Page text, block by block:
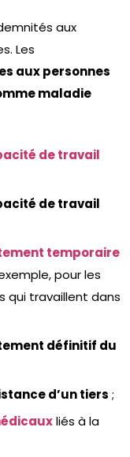
aux
Les
aux personnes
maladie
de travail
de travail
temporaire
pour les
qui travaillent dans
définitif du
d’un tiers ;
liés à la